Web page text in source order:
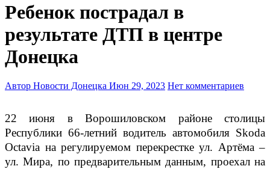
Ребенок пострадал в
результате ДТП в центре
Донецка
Автор Новости Донецка Июн 29, 2023 Нет комментариев
22 июня в Ворошиловском районе столицы
Республики 66-летний водитель автомобиля Skoda
Octavia на регулируемом перекрестке ул. Артёма –
ул. Мира, по предварительным данным, проехал на